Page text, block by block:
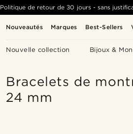
Nouveautés Marques Best-Sellers
Nouvelle collection Bijoux &
Politique de retour de 30 jours - sans
Bracelets de
24 mm